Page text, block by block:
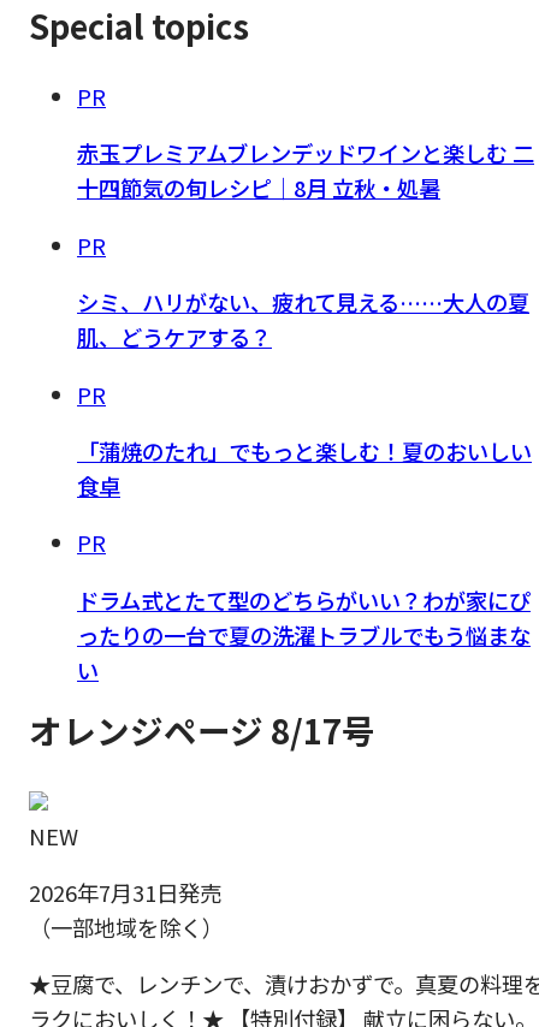
Special topics
PR
赤玉プレミアムブレンデッドワインと楽しむ 二
十四節気の旬レシピ｜8月 立秋・処暑
PR
シミ、ハリがない、疲れて見える……大人の夏
肌、どうケアする？
PR
「蒲焼のたれ」でもっと楽しむ！夏のおいしい
食卓
PR
ドラム式とたて型のどちらがいい？わが家にぴ
ったりの一台で夏の洗濯トラブルでもう悩まな
い
オレンジページ 8/17号
NEW
2026年7月31日発売
（一部地域を除く）
★豆腐で、レンチンで、漬けおかずで。真夏の料理
ラクにおいしく！★ 【特別付録】 献立に困らない。